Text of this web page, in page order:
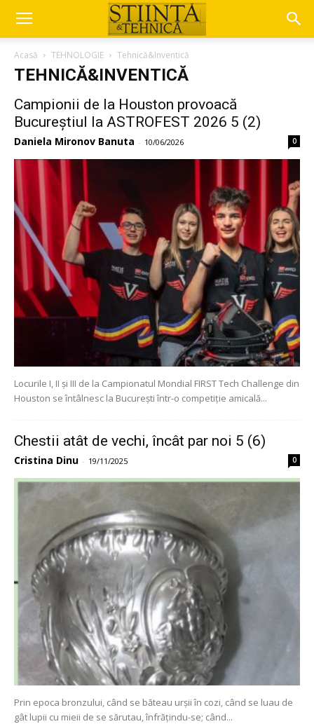
Acasă TEHNOLOGIE Tehnică&Inventică
TEHNICĂ&INVENTICĂ
Campionii de la Houston provoacă
Bucureștiul la ASTROFEST 2026 5 (2)
Daniela Mironov Banuta - 10/06/2026 0
Locurile I, II și III de la Campionatul Mondial FIRST Tech Challenge din
Houston se întâlnesc la București într-o competiție amicală...
Chestii atât de vechi, încât par noi 5 (6)
Cristina Dinu - 19/11/2025 0
Prin epoca bronzului, când se băteau urșii în cozi, când se luau de
gât lupii cu mieii de se sărutau, înfrățindu-se; când...